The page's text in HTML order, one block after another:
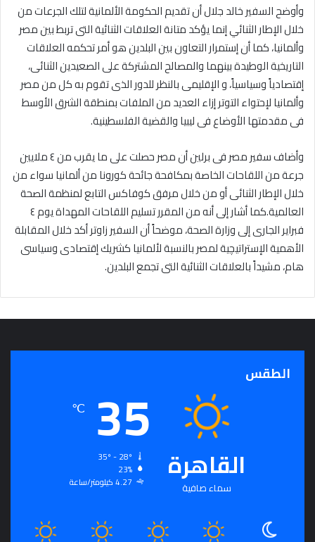
وأوضح السفير خالد جلال أن تقديم الحكومة الألمانية لتلك الجرعات من
خلال الإطار الثنائي إنما يؤكد متانة العلاقات الثنائية التى تربط بين مصر
وألمانيا، كما أن إستمرار التعاون بين البلدين هو أمر تحكمه العلاقات
التاريخية الوطيدة بينهما والمصالح المشتركة على الصعيدين الثنائى،
إقتصادياً وسياسياً، و الإقليمى بالنظر للدور الذى تقوم به كل من مصر
وألمانيا لإحتواء التوتر إزاء العديد من الملفات بمنطقة الشرق الأوسط
فى مقدمتها الأوضاع فى ليبيا والقضية الفلسطينية.
وأضاف سفير مصر فى برلين أن مصر حصلت على ما يقرب من ٤ ملايين
جرعة من اللقاحات الخاصة بمكافحة جائحة كورونا من ألمانيا سواء من
خلال الإطار الثنائى أو من خلال مرفق كوفاكس التابع لمنظمة الصحة
العالمية.كما أشار إلى أنه من المقرر تسليم اللقاحات المهداة يوم ٤
فبراير الجارى إلى وزارة الصحة، موضحاً أن السفير زاوتر أكد خلال المقابلة
الأهمية الإستراتيچية لمصر بالنسبة لألمانيا كشريك إقتصادى وسياسى
هام، مشيداً بالعلاقات الثنائية التى تجمع البلدين.
الطقس
القاهرة
سماء صافية
35
℃
23%
4.27 كيلومتر/ساعة